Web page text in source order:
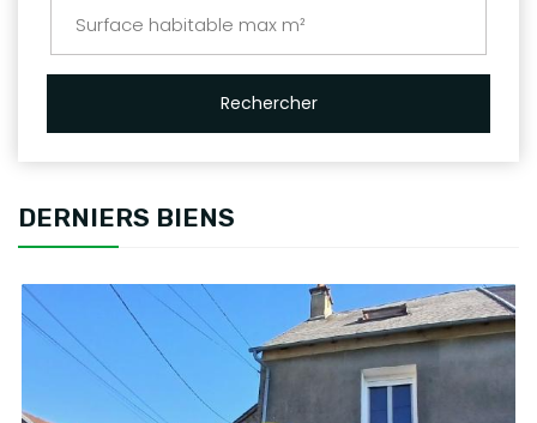
Rechercher
DERNIERS BIENS